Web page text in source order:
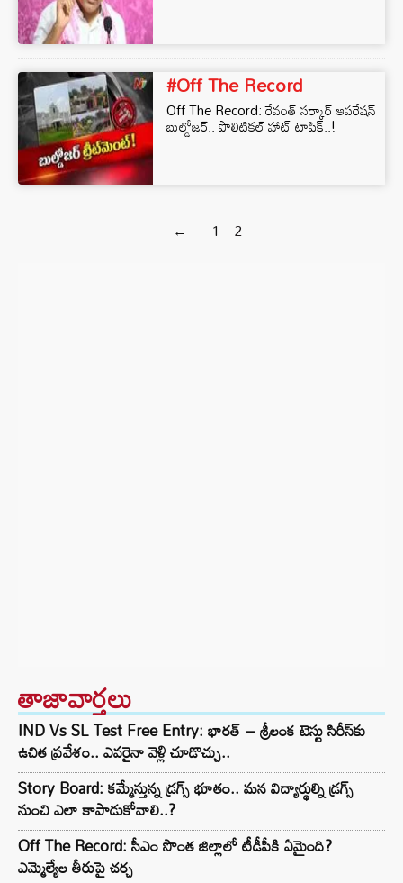
#Off The Record
Off The Record: రేవంత్ సర్కార్ ఆపరేషన్
బుల్డోజర్.. పొలిటికల్‌ హాట్‌ టాపిక్‌..!
← 1 2
తాజావార్తలు
IND Vs SL Test Free Entry: భారత్ – శ్రీలంక టెస్టు సిరీస్‌కు
ఉచిత ప్రవేశం.. ఎవరైనా వెళ్లి చూడొచ్చు..
Story Board: కమ్మేస్తున్న డ్రగ్స్ భూతం.. మన విద్యార్థుల్ని డ్రగ్స్
నుంచి ఎలా కాపాడుకోవాలి..?
Off The Record: సీఎం సొంత జిల్లాలో టీడీపీకి ఏమైంది?
ఎమ్మెల్యేల తీరుపై చర్చ